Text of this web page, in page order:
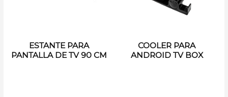
ESTANTE PARA
PANTALLA DE TV 90 CM
COOLER PARA
ANDROID TV BOX